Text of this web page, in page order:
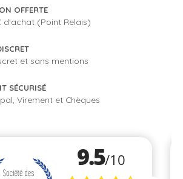
OFFERTE
d'achat (Point Relais)
et sans mentions
SÉCURISÉ
Virement et Chèques